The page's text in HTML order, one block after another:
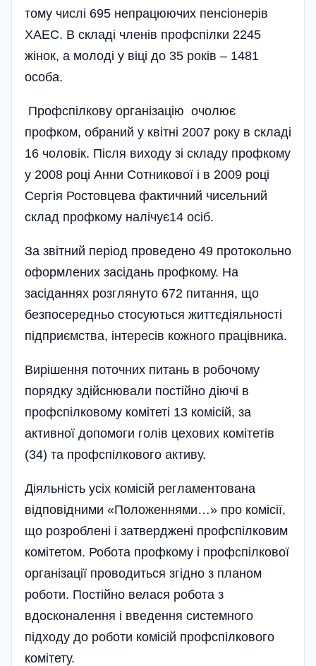
тому числі 695 непрацюючих пенсіонерів
ХАЕС. В складі членів профспілки 2245
жінок, а молоді у віці до 35 років – 1481
особа.
Профспілкову організацію очолює
профком, обраний у квітні 2007 року в складі
16 чоловік. Після виходу зі складу профкому
у 2008 році Анни Сотникової і в 2009 році
Сергія Ростовцева фактичний чисельний
склад профкому налічує14 осіб.
За звітний період проведено 49 протокольно
оформлених засідань профкому. На
засіданнях розглянуто 672 питання, що
безпосередньо стосуються життєдіяльності
підприємства, інтересів кожного працівника­.
Вирішення поточних питань в робочому
порядку здійснювали постійно діючі в
профспілковому комі­теті 13 комісій, за
активної допомоги голів цехових комітетів
(34) та профспілкового активу.
Діяльність усіх комісій регламентована
відповідними «Положен­нями…» про комісії,
що розроблені і затверджені профспілковим
комітетом. Робота профкому і профспіл­кової
організації проводиться згідно з планом
роботи. Постійно велася робота з
вдосконалення і введення системного
підходу до роботи комісій профспілкового
комітету.